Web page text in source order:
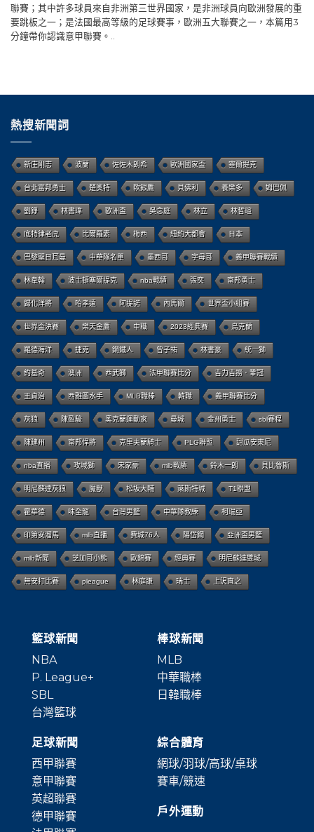
聯賽；其中許多球員來自非洲第三世界國家，是非洲球員向歐洲發展的重
要跳板之一；是法國最高等級的足球賽事，歐洲五大聯賽之一，本篇用3
分鐘帶你認識意甲聯賽。..
熱搜新聞詞
新庄剛志 波蘭 佐佐木朗希 歐洲國家盃 塞爾提克
台北富邦勇士 楚奧特 軟銀鷹 貝佛利 養樂多 姆巴佩
劉錚 林書瑋 歐洲盃 吳念庭 林立 林哲瑄
底特律老虎 比爾羅素 梅西 紐約大都會 日本
巴黎聖日耳曼 中華隊名單 墨西哥 字母哥 義甲聯賽戰績
林韋翰 波士頓塞爾提克 nba戰績 張奕 富邦勇士
歸化洋將 哈孝遠 阿提諾 內馬爾 世界盃小組賽
世界盃決賽 樂天金鷹 中職 2023經典賽 烏克蘭
羅德海洋 捷克 鋼鐵人 曾子祐 林書豪 統一獅
約基奇 澳洲 西武獅 法甲聯賽比分 吉力吉撈．鞏冠
王貞治 西雅圖水手 MLB職棒 韓職 義甲聯賽比分
灰狼 陳盈駿 奧克蘭運動家 曼城 金州勇士 sbl賽程
陳建州 富邦悍將 克里夫蘭騎士 PLG聯盟 甜瓜安東尼
nba直播 攻城獅 宋家豪 mlb戰績 鈴木一朗 貝比魯斯
明尼蘇達灰狼 魔獸 松坂大輔 萊斯特城 T1聯盟
霍華德 味全龍 台灣男籃 中華隊教練 柯瑞亞
印第安溜馬 mlb直播 費城76人 陽岱鋼 亞洲盃男籃
mlb新聞 芝加哥小熊 歐錦賽 經典賽 明尼蘇達雙城
無安打比賽 pleague 林庭謙 瑞士 上沢直之
籃球新聞
NBA
P. League+
SBL
台灣籃球
棒球新聞
MLB
中華職棒
日韓職棒
足球新聞
西甲聯賽
意甲聯賽
英超聯賽
德甲聯賽
綜合體育
網球/羽球/高球/桌球
賽車/競速
戶外運動